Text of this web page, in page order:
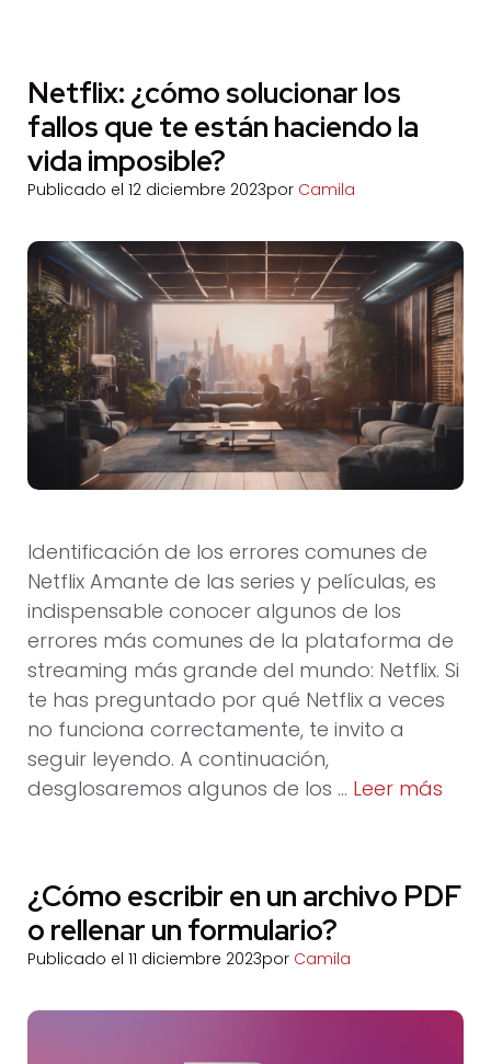
Netflix: ¿cómo solucionar los
fallos que te están haciendo la
vida imposible?
Publicado el 12 diciembre 2023por Camila
Identificación de los errores comunes de
Netflix Amante de las series y películas, es
indispensable conocer algunos de los
errores más comunes de la plataforma de
streaming más grande del mundo: Netflix. Si
te has preguntado por qué Netflix a veces
no funciona correctamente, te invito a
seguir leyendo. A continuación,
desglosaremos algunos de los … Leer más
¿Cómo escribir en un archivo PDF
o rellenar un formulario?
Publicado el 11 diciembre 2023por Camila